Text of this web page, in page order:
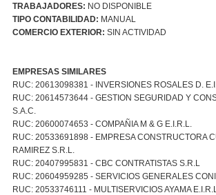
TRABAJADORES: NO DISPONIBLE
TIPO CONTABILIDAD: MANUAL
COMERCIO EXTERIOR: SIN ACTIVIDAD
EMPRESAS SIMILARES
RUC: 20613098381 - INVERSIONES ROSALES D.
RUC: 20614573644 - GESTION SEGURIDAD Y
S.A.C.
RUC: 20600074653 - COMPAÑIA M & G E.I.R.L.
RUC: 20533691898 - EMPRESA CONSTRUCTORA
RAMIREZ S.R.L.
RUC: 20407995831 - CBC CONTRATISTAS S.R.L
RUC: 20604959285 - SERVICIOS GENERALES
RUC: 20533746111 - MULTISERVICIOS AYAMA E.I.R.L.